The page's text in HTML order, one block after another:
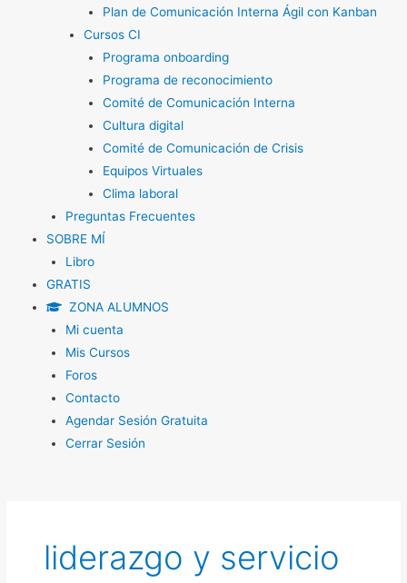
Plan de Comunicación Interna Ágil con Kanban
Cursos CI
Programa onboarding
Programa de reconocimiento
Comité de Comunicación Interna
Cultura digital
Comité de Comunicación de Crisis
Equipos Virtuales
Clima laboral
Preguntas Frecuentes
SOBRE MÍ
Libro
GRATIS
ZONA ALUMNOS
Mi cuenta
Mis Cursos
Foros
Contacto
Agendar Sesión Gratuita
Cerrar Sesión
liderazgo y servicio